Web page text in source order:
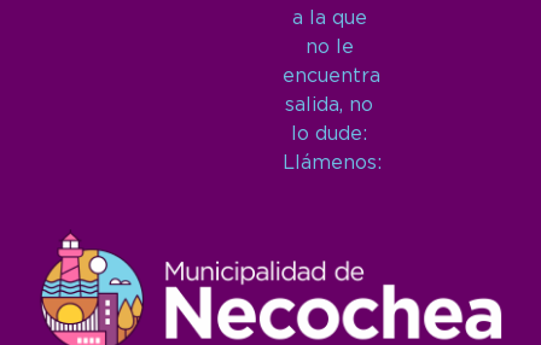
a la que
no le
encuentra
salida, no
lo dude:
Llámenos: